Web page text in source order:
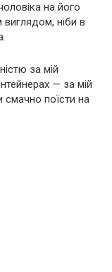
на його
ніби в
за мій
— за мій
смачно поїсти на